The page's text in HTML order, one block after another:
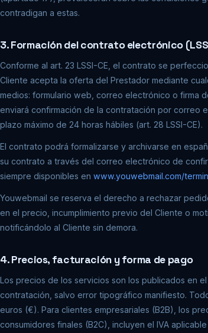
contradigan a estas.
3. Formación del contrato electrónico
Conforme al art. 23 LSSI-CE, el contrato se
Cliente acepta la oferta del Prestador mediante
medios: formulario web, correo electrónico o firma
enviará confirmación de la contratación por correo
plazo máximo de 24 horas hábiles (art. 28 LSSI-CE).
El contrato podrá formalizarse y archivarse en
su contrato a través del correo electrónico de
siempre disponibles en www.youwebmail.com/
Youwebmail se reserva el derecho a rechazar
en el precio, incumplimiento previo del Cliente o
notificándolo al Cliente sin demora.
4. Precios, facturación y forma de pago
Los precios de los servicios son los publicados en
contratación, salvo error tipográfico manifiesto.
euros (€). Para clientes empresariales (B2B), los
consumidores finales (B2C), incluyen el IVA